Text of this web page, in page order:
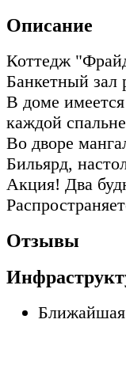
Описание
Коттедж
Банкетный зал
В доме
каждой
Во дворе
Бильярд,
Акция! Два
Отзывы
Ближайшая